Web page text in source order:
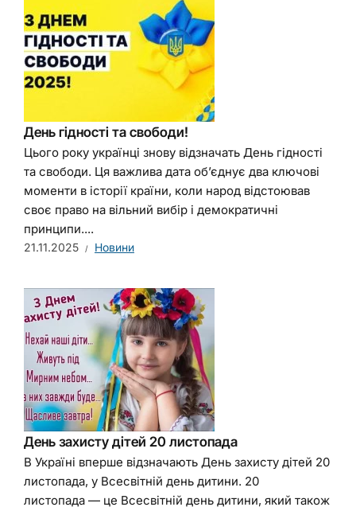
День гідності та свободи!
Цього року українці знову відзначать День гідності
та свободи. Ця важлива дата об’єднує два ключові
моменти в історії країни, коли народ відстоював
своє право на вільний вибір і демократичні
принципи....
21.11.2025 Новини
День захисту дітей 20 листопада
В Україні вперше відзначають День захисту дітей 20
листопада, у Всесвітній день дитини. 20
листопада — це Всесвітній день дитини, який також